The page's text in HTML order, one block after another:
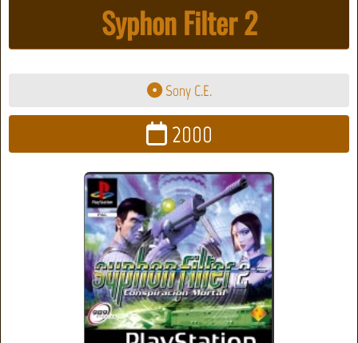
Syphon Filter 2
Sony C.E.
2000